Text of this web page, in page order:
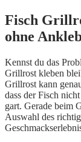
Fisch
ohne
Kennst du das
Grillrost kleben
Grillrost kann
dass der Fisch
gart. Gerade beim
Auswahl des